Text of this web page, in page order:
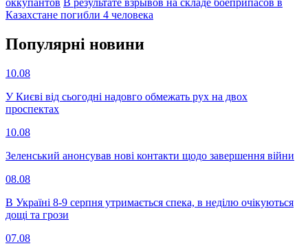
оккупантов В результате взрывов на складе боеприпасов в
Казахстане погибли 4 человека
Популярнi новини
10.08
У Києві від сьогодні надовго обмежать рух на двох
проспектах
10.08
Зеленський анонсував нові контакти щодо завершення війни
08.08
В Україні 8-9 серпня утримається спека, в неділю очікуються
дощі та грози
07.08